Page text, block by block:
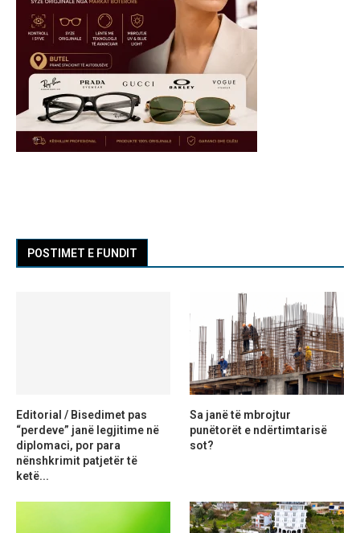
POSTIMET E FUNDIT
Editorial / Bisedimet pas
“perdeve” janë legjitime në
diplomaci, por para
nënshkrimit patjetër të
ketë...
Sa janë të mbrojtur
punëtorët e ndërtimtarisë
sot?